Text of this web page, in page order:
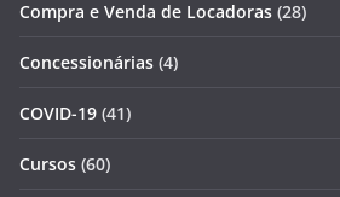
Compra e Venda de Locadoras (28)
Concessionárias (4)
COVID-19 (41)
Cursos (60)